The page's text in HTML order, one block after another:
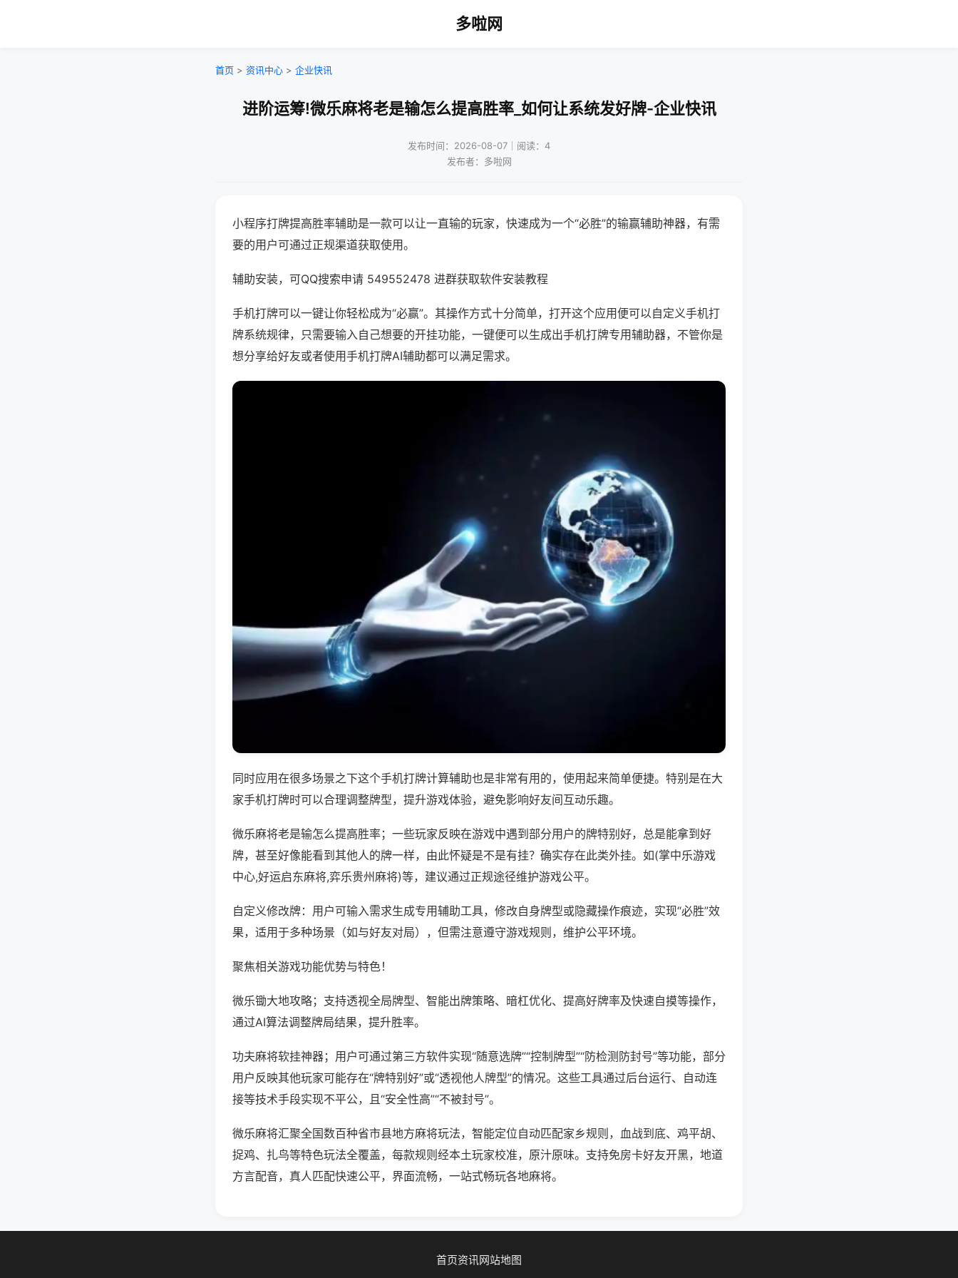
多啦网
首页 > 资讯中心 > 企业快讯
进阶运筹!微乐麻将老是输怎么提高胜率_如何让系统发好牌-企业快讯
发布时间：2026-08-07｜阅读：4
发布者：多啦网
小程序打牌提高胜率辅助是一款可以让一直输的玩家，快速成为一个“必胜”的输赢辅助神器，有需
要的用户可通过正规渠道获取使用。
辅助安装，可QQ搜索申请 549552478 进群获取软件安装教程
手机打牌可以一键让你轻松成为“必赢”。其操作方式十分简单，打开这个应用便可以自定义手机打
牌系统规律，只需要输入自己想要的开挂功能，一键便可以生成出手机打牌专用辅助器，不管你是
想分享给好友或者使用手机打牌AI辅助都可以满足需求。
同时应用在很多场景之下这个手机打牌计算辅助也是非常有用的，使用起来简单便捷。特别是在大
家手机打牌时可以合理调整牌型，提升游戏体验，避免影响好友间互动乐趣。
微乐麻将老是输怎么提高胜率；一些玩家反映在游戏中遇到部分用户的牌特别好，总是能拿到好
牌，甚至好像能看到其他人的牌一样，由此怀疑是不是有挂？确实存在此类外挂。如(掌中乐游戏
中心,好运启东麻将,弈乐贵州麻将)等，建议通过正规途径维护游戏公平。
自定义修改牌：用户可输入需求生成专用辅助工具，修改自身牌型或隐藏操作痕迹，实现“必胜”效
果，适用于多种场景（如与好友对局），但需注意遵守游戏规则，维护公平环境。
聚焦相关游戏功能优势与特色！
微乐锄大地攻略；支持透视全局牌型、智能出牌策略、暗杠优化、提高好牌率及快速自摸等操作，
通过AI算法调整牌局结果，提升胜率。
功夫麻将软挂神器；用户可通过第三方软件实现“随意选牌”“控制牌型”“防检测防封号”等功能，部分
用户反映其他玩家可能存在“牌特别好”或“透视他人牌型”的情况。这些工具通过后台运行、自动连
接等技术手段实现不平公，且“安全性高”“不被封号”。
微乐麻将汇聚全国数百种省市县地方麻将玩法，智能定位自动匹配家乡规则，血战到底、鸡平胡、
捉鸡、扎鸟等特色玩法全覆盖，每款规则经本土玩家校准，原汁原味。支持免房卡好友开黑，地道
方言配音，真人匹配快速公平，界面流畅，一站式畅玩各地麻将。
首页资讯网站地图